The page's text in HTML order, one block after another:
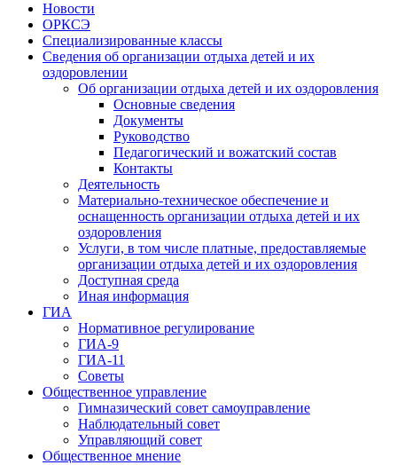
Новости
ОРКСЭ
Специализированные классы
Сведения об организации отдыха детей и их
оздоровлении
Об организации отдыха детей и их оздоровления
Основные сведения
Документы
Руководство
Педагогический и вожатский состав
Контакты
Деятельность
Материально-техническое обеспечение и
оснащенность организации отдыха детей и их
оздоровления
Услуги, в том числе платные, предоставляемые
организации отдыха детей и их оздоровления
Доступная среда
Иная информация
ГИА
Нормативное регулирование
ГИА-9
ГИА-11
Советы
Общественное управление
Гимназический совет самоуправление
Наблюдательный совет
Управляющий совет
Общественное мнение